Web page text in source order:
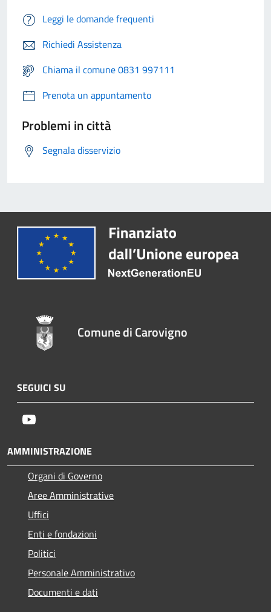
Leggi le domande frequenti
Richiedi Assistenza
Chiama il comune 0831 997111
Prenota un appuntamento
Problemi in città
Segnala disservizio
Comune di Carovigno
SEGUICI SU
AMMINISTRAZIONE
Organi di Governo
Aree Amministrative
Uffici
Enti e fondazioni
Politici
Personale Amministrativo
Documenti e dati